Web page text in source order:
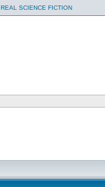
REAL SCIENCE FICTION